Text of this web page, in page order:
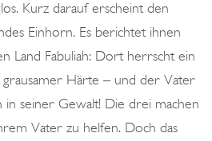
Kurz darauf erscheint den
Einhorn. Es berichtet ihnen
Land Fabuliah: Dort herrscht ein
Härte – und der Vater
seiner Gewalt! Die drei machen
Vater zu helfen. Doch das